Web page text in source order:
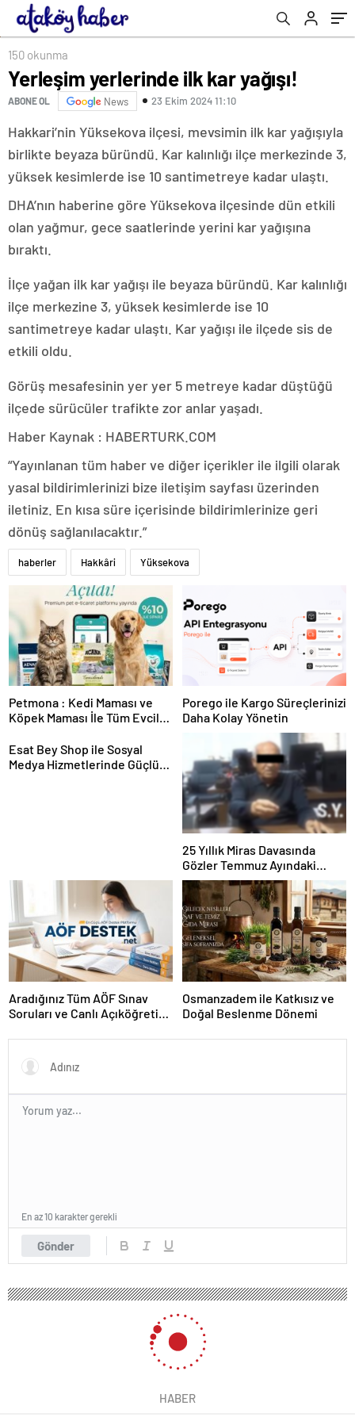
150 okunma
Yerleşim yerlerinde ilk kar yağışı!
ABONE OL News 23 Ekim 2024 11:10
Hakkari’nin Yüksekova ilçesi, mevsimin ilk kar yağışıyla
birlikte beyaza büründü. Kar kalınlığı ilçe merkezinde 3,
yüksek kesimlerde ise 10 santimetreye kadar ulaştı.
DHA’nın haberine göre Yüksekova ilçesinde dün etkili
olan yağmur, gece saatlerinde yerini kar yağışına
bıraktı.
İlçe yağan ilk kar yağışı ile beyaza büründü. Kar kalınlığı
ilçe merkezine 3, yüksek kesimlerde ise 10
santimetreye kadar ulaştı. Kar yağışı ile ilçede sis de
etkili oldu.
Görüş mesafesinin yer yer 5 metreye kadar düştüğü
ilçede sürücüler trafikte zor anlar yaşadı.
Haber Kaynak : HABERTURK.COM
“Yayınlanan tüm haber ve diğer içerikler ile ilgili olarak
yasal bildirimlerinizi bize iletişim sayfası üzerinden
iletiniz. En kısa süre içerisinde bildirimlerinize geri
dönüş sağlanılacaktır.”
haberler Hakkâri Yüksekova
Petmona : Kedi Maması ve
Köpek Maması İle Tüm Evcil
Porego ile Kargo Süreçlerinizi
Daha Kolay Yönetin
Esat Bey Shop ile Sosyal
Medya Hizmetlerinde Güçlü
25 Yıllık Miras Davasında
Gözler Temmuz Ayındaki
Karar Duruşmasına Çevrildi
Aradığınız Tüm AÖF Sınav
Soruları ve Canlı Açıköğretim
Osmanzadem ile Katkısız ve
Doğal Beslenme Dönemi
Gönder
En az 10 karakter gerekli
HABER